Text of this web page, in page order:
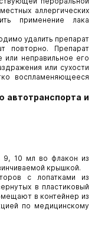
аллергических
применение лака
удалить препарат
повторно. Препарат
неправильное его
или сухости
воспламеняющееся
автотранспорта и
9, 10 мл во флакон из
крышкой.
с лопатками из
в пластиковый
в контейнер из
по медицинскому